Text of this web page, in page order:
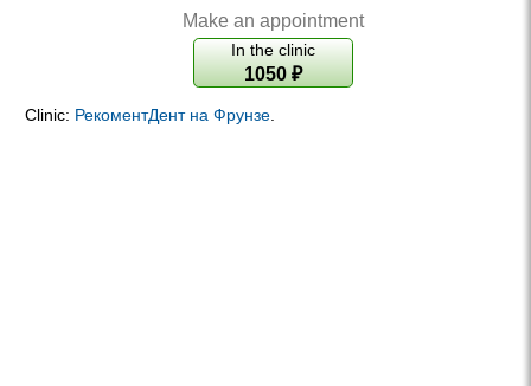
Make an appointment
In the clinic
1050 ₽
Clinic: РекоментДент на Фрунзе.